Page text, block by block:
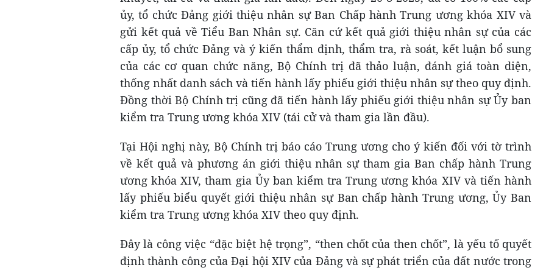
ủy, tổ chức Đảng giới thiệu nhân sự Ban Chấp hành Trung ương khóa XIV và
gửi kết quả về Tiểu Ban Nhân sự. Căn cứ kết quả giới thiệu nhân sự của các
cấp ủy, tổ chức Đảng và ý kiến thẩm định, thẩm tra, rà soát, kết luận bổ sung
của các cơ quan chức năng, Bộ Chính trị đã thảo luận, đánh giá toàn diện,
thống nhất danh sách và tiến hành lấy phiếu giới thiệu nhân sự theo quy định.
Đồng thời Bộ Chính trị cũng đã tiến hành lấy phiếu giới thiệu nhân sự Ủy ban
kiểm tra Trung ương khóa XIV (tái cử và tham gia lần đầu).
Tại Hội nghị này, Bộ Chính trị báo cáo Trung ương cho ý kiến đối với tờ trình
về kết quả và phương án giới thiệu nhân sự tham gia Ban chấp hành Trung
ương khóa XIV, tham gia Ủy ban kiểm tra Trung ương khóa XIV và tiến hành
lấy phiếu biểu quyết giới thiệu nhân sự Ban chấp hành Trung ương, Ủy Ban
kiểm tra Trung ương khóa XIV theo quy định.
Đây là công việc “đặc biệt hệ trọng”, “then chốt của then chốt”, là yếu tố quyết
định thành công của Đại hội XIV của Đảng và sự phát triển của đất nước trong